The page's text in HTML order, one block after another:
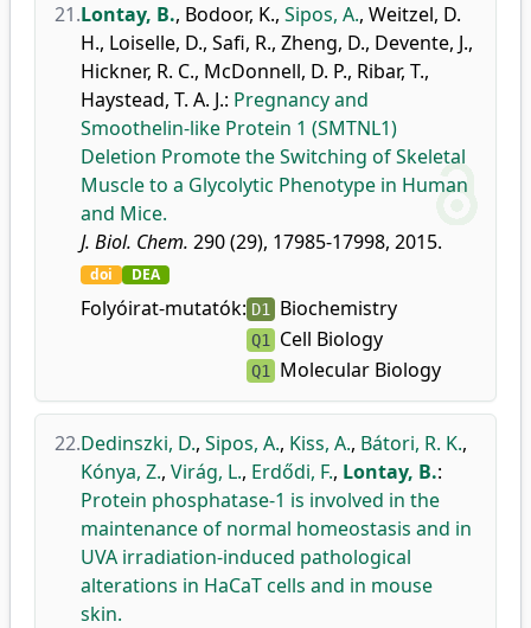
21.Lontay, B., Bodoor, K., Sipos, A., Weitzel, D.
H., Loiselle, D., Safi, R., Zheng, D., Devente, J.,
Hickner, R. C., McDonnell, D. P., Ribar, T.,
Haystead, T. A. J.: Pregnancy and
Smoothelin-like Protein 1 (SMTNL1)
Deletion Promote the Switching of Skeletal
Muscle to a Glycolytic Phenotype in Human
and Mice.
J. Biol. Chem. 290 (29), 17985-17998, 2015.
doi DEA
Folyóirat-mutatók: D1 Biochemistry
Q1 Cell Biology
Q1 Molecular Biology
22.Dedinszki, D., Sipos, A., Kiss, A., Bátori, R. K.,
Kónya, Z., Virág, L., Erdődi, F., Lontay, B.:
Protein phosphatase-1 is involved in the
maintenance of normal homeostasis and in
UVA irradiation-induced pathological
alterations in HaCaT cells and in mouse
skin.